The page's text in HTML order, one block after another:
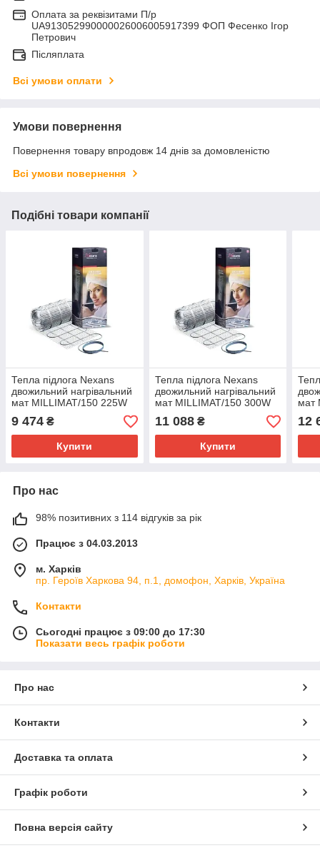
Оплата за реквізитами П/р
UA913052990000026006005917399 ФОП Фесенко Ігор
Петрович
Післяплата
Всі умови оплати
Умови повернення
Повернення товару впродовж 14 днів за домовленістю
Всі умови повернення
Подібні товари компанії
Тепла підлога Nexans
двожильний нагрівальний
мат MILLIMAT/150 225W
1.5 m 2
9 474 ₴
Купити
Тепла підлога Nexans
двожильний нагрівальний
мат MILLIMAT/150 300W
2,0 m 2
11 088₴
Купити
мат
2,5
12
Про нас
98% позитивних з 114 відгуків за рік
Працює з 04.03.2013
м. Харків
пр. Героїв Харкова 94, п.1, домофон, Харків, Україна
Контакти
Сьогодні працює з 09:00 до 17:30
Показати весь графік роботи
Про нас
Контакти
Доставка та оплата
Графік роботи
Повна версія сайту